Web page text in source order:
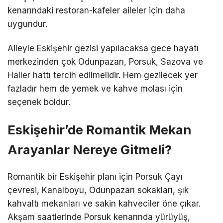
kenarındaki restoran-kafeler aileler için daha
uygundur.
Aileyle Eskişehir gezisi yapılacaksa gece hayatı
merkezinden çok Odunpazarı, Porsuk, Sazova ve
Haller hattı tercih edilmelidir. Hem gezilecek yer
fazladır hem de yemek ve kahve molası için
seçenek boldur.
Eskişehir’de Romantik Mekan
Arayanlar Nereye Gitmeli?
Romantik bir Eskişehir planı için Porsuk Çayı
çevresi, Kanalboyu, Odunpazarı sokakları, şık
kahvaltı mekanları ve sakin kahveciler öne çıkar.
Akşam saatlerinde Porsuk kenarında yürüyüş,